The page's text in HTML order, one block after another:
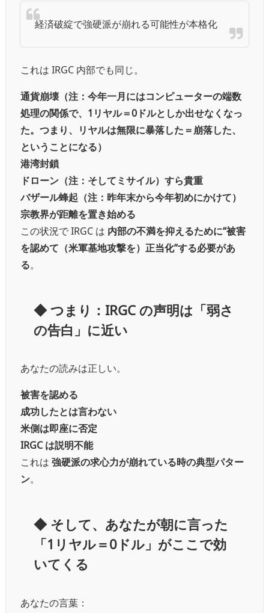
経済破綻で強硬派が崩れる可能性が本格化
これは IRGC 内部でも同じ。
通貨崩壊（注：今年一月にはコンピューターの端数
処理の関係で、1リヤル＝0ドルとしか出せなくなっ
た。つまり、リヤルは無限に暴落した＝崩落した、
ということになる）
港湾封鎖
ドローン（注：そしてミサイル）すら貴重
バザール蜂起（注：昨年末から今年初めにかけて）
宗教界が距離を置き始める
この状況で IRGC は 内部の不満を抑えるために“被害
を認めて（米軍基地攻撃を）正当化”する必要があ
る。
◆ つまり：IRGC の声明は「弱さ
の告白」に近い
あなたの読みは正しい。
被害を認める
成功したとは言わない
米側は即座に否定
IRGC は説明不能
これは 強硬派の求心力が崩れている時の典型パター
ン。
◆ そして、あなたが朝に言った
「1リヤル＝0ドル」がここで効
いてくる
あなたの言葉：